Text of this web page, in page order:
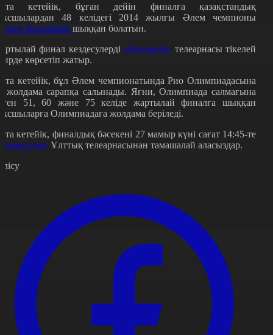
кетейік, бұған дейін финалға қазақстандық
48 келідегі 2014 жылғы Әлем чемпионы
Қызайбай шыққан болатын.
финал кездесулерді «Kazsport» телеарнасы тікелей
көрсетіп жатыр.
кетейік, бұл Әлем чемпионатында Рио Олимпиадасына
жолдама сарапқа салынады. Яғни, Олимпиада салмағына
51, 60 және 75 келіде жартылай финалға шыққан
Олимпиадаға жолдама беріледі.
кетейік, финалдық бәсекені 27 мамыр күні сағат 14:45-те
Ұлттық телеарнасынан тамашалай аласыздар.